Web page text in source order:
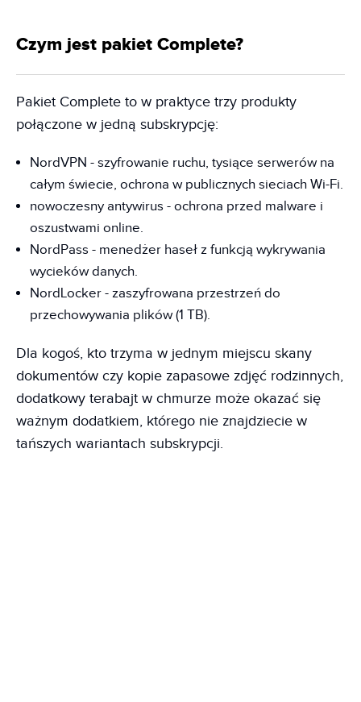
Czym jest pakiet Complete?
Pakiet Complete to w praktyce trzy produkty
połączone w jedną subskrypcję:
NordVPN - szyfrowanie ruchu, tysiące serwerów na
całym świecie, ochrona w publicznych sieciach Wi-Fi.
nowoczesny antywirus - ochrona przed malware i
oszustwami online.
NordPass - menedżer haseł z funkcją wykrywania
wycieków danych.
NordLocker - zaszyfrowana przestrzeń do
przechowywania plików (1 TB).
Dla kogoś, kto trzyma w jednym miejscu skany
dokumentów czy kopie zapasowe zdjęć rodzinnych,
dodatkowy terabajt w chmurze może okazać się
ważnym dodatkiem, którego nie znajdziecie w
tańszych wariantach subskrypcji.